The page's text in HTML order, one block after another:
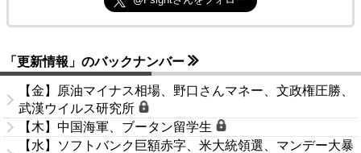
「更新情報」のバックナンバー
【金】原油マイナス相場、野口さんマネー、文政権圧勝、
武漢ウイルス研究所
【木】中国海軍、ブータン留学生
【水】ソフトバンク巨額赤字、米大統領選、マンデー大暴